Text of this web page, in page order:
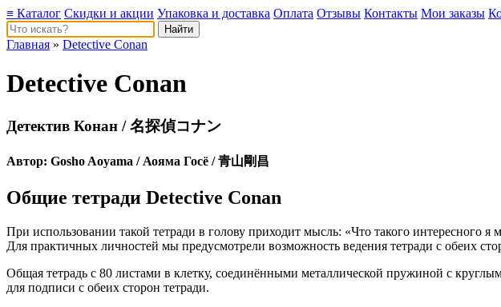
≡ Каталог Скидки и акции Упаковка и доставка Оплата Отзывы Контакты Мои заказы
Главная » Detective Conan
Detective Conan
Детектив Конан / 名探偵コナン
Автор: Gosho Aoyama / Аояма Госё / 青山剛昌
Общие тетради Detective Conan
При использовании такой тетради в голову приходит мысль: «Что такого интересного я
Для практичных личностей мы предусмотрели возможность ведения тетради с обеих
Общая тетрадь с 80 листами в клетку, соединёнными металлической пружиной с
для подписи с обеих сторон тетради.